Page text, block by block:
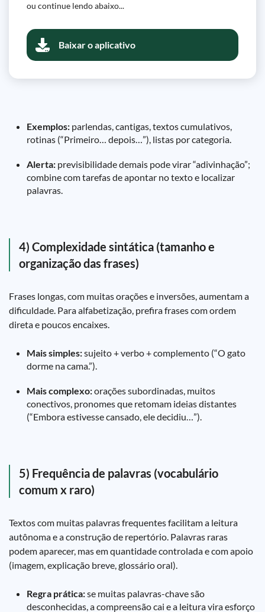
ou continue lendo abaixo...
Baixar o aplicativo
Exemplos: parlendas, cantigas, textos cumulativos,
rotinas (“Primeiro… depois…”), listas por categoria.
Alerta: previsibilidade demais pode virar “adivinhação”;
combine com tarefas de apontar no texto e localizar
palavras.
4) Complexidade sintática (tamanho e
organização das frases)
Frases longas, com muitas orações e inversões, aumentam a
dificuldade. Para alfabetização, prefira frases com ordem
direta e poucos encaixes.
Mais simples:sujeito + verbo + complemento (“O gato
dorme na cama.”).
Mais complexo:orações subordinadas, muitos
conectivos, pronomes que retomam ideias distantes
(“Embora estivesse cansado, ele decidiu…”).
5) Frequência de palavras (vocabulário
comum x raro)
Textos com muitas palavras frequentes facilitam a leitura
autônoma e a construção de repertório. Palavras raras
podem aparecer, mas em quantidade controlada e com apoio
(imagem, explicação breve, glossário oral).
Regra prática:se muitas palavras-chave são
desconhecidas, a compreensão cai e a leitura vira esforço